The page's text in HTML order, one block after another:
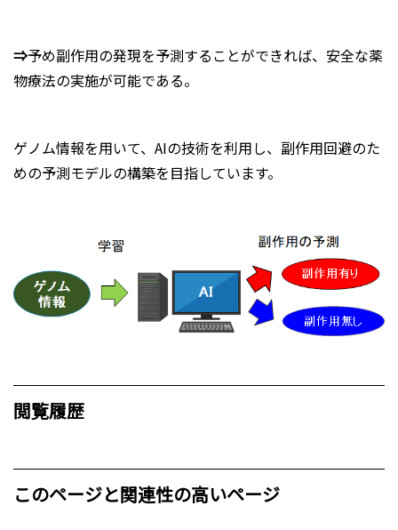
⇒予め副作用の発現を予測することができれば、安全な薬
物療法の実施が可能である。
ゲノム情報を用いて、AIの技術を利用し、副作用回避のた
めの予測モデルの構築を目指しています。
閲覧履歴
このページと関連性の高いページ